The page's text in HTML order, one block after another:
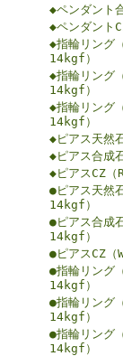
◆ペンダント
◆ペンダント
◆指輪リング
14kgf）
◆指輪リング
14kgf）
◆指輪リング
14kgf）
◆ピアス天然
◆ピアス合成
◆ピアスCZ
●ピアス天然
14kgf）
●ピアス合成
14kgf）
●ピアスCZ
●指輪リング
14kgf）
●指輪リング
14kgf）
●指輪リング
14kgf）